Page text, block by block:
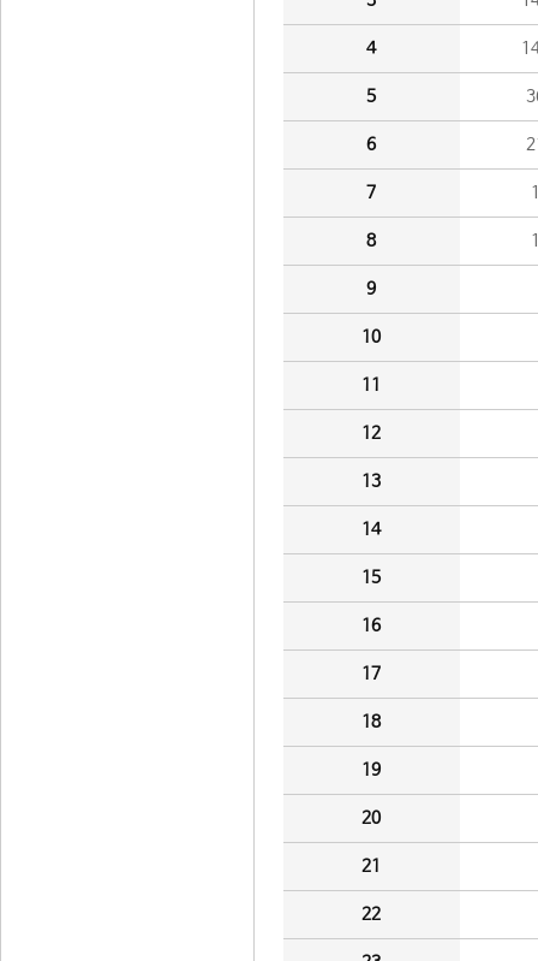
4
5
6
7
8
9
10
11
12
13
14
15
16
17
18
19
20
21
22